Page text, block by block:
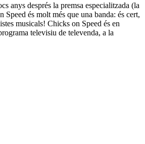
anys després la premsa especialitzada (la
és molt més que una banda: és cert,
musicals! Chicks on Speed és en
televisiu de televenda, a la